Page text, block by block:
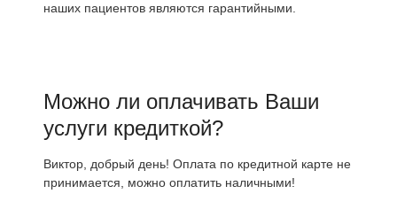
наших пациентов являются гарантийными.
Можно ли оплачивать Ваши
услуги кредиткой?
Виктор, добрый день! Оплата по кредитной карте не
принимается, можно оплатить наличными!